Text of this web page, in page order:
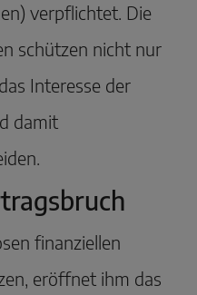
verpflichtet. Die
schützen nicht nur
Interesse der
damit
finanziellen
eröffnet ihm das